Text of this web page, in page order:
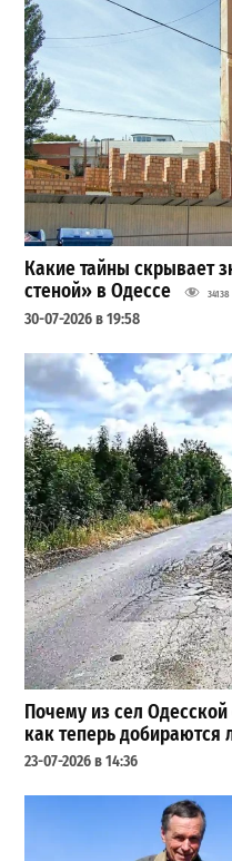
Какие тайны скрывает
стеной» в Одессе
34138
30-07-2026 в 19:58
Почему из сел
как теперь добираются
23-07-2026 в 14:36